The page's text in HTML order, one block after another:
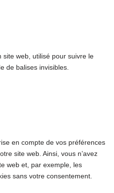
site web, utilisé pour suivre le
de balises invisibles.
en compte de vos préférences
site web. Ainsi, vous n’avez
web et, par exemple, les
sans votre consentement.